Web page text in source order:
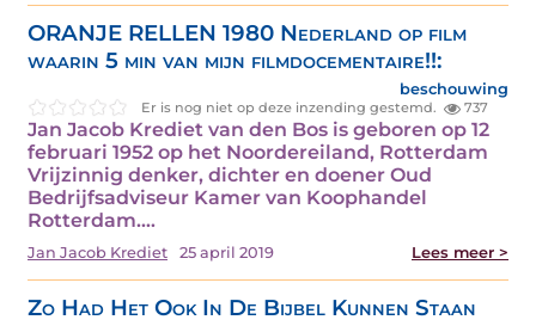
ORANJE RELLEN 1980 Nederland op film
waarin 5 min van mijn filmdocementaire!!:
beschouwing
Er is nog niet op deze inzending gestemd. 737
Jan Jacob Krediet van den Bos is geboren op 12
februari 1952 op het Noordereiland, Rotterdam
Vrijzinnig denker, dichter en doener Oud
Bedrijfsadviseur Kamer van Koophandel
Rotterdam.…
Jan Jacob Krediet 25 april 2019 Lees meer >
Zo Had Het Ook In De Bijbel Kunnen Staan